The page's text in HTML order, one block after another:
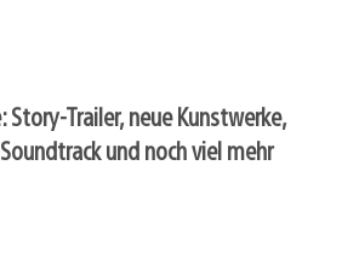
Story-Trailer, neue Kunstwerke,
und noch viel mehr